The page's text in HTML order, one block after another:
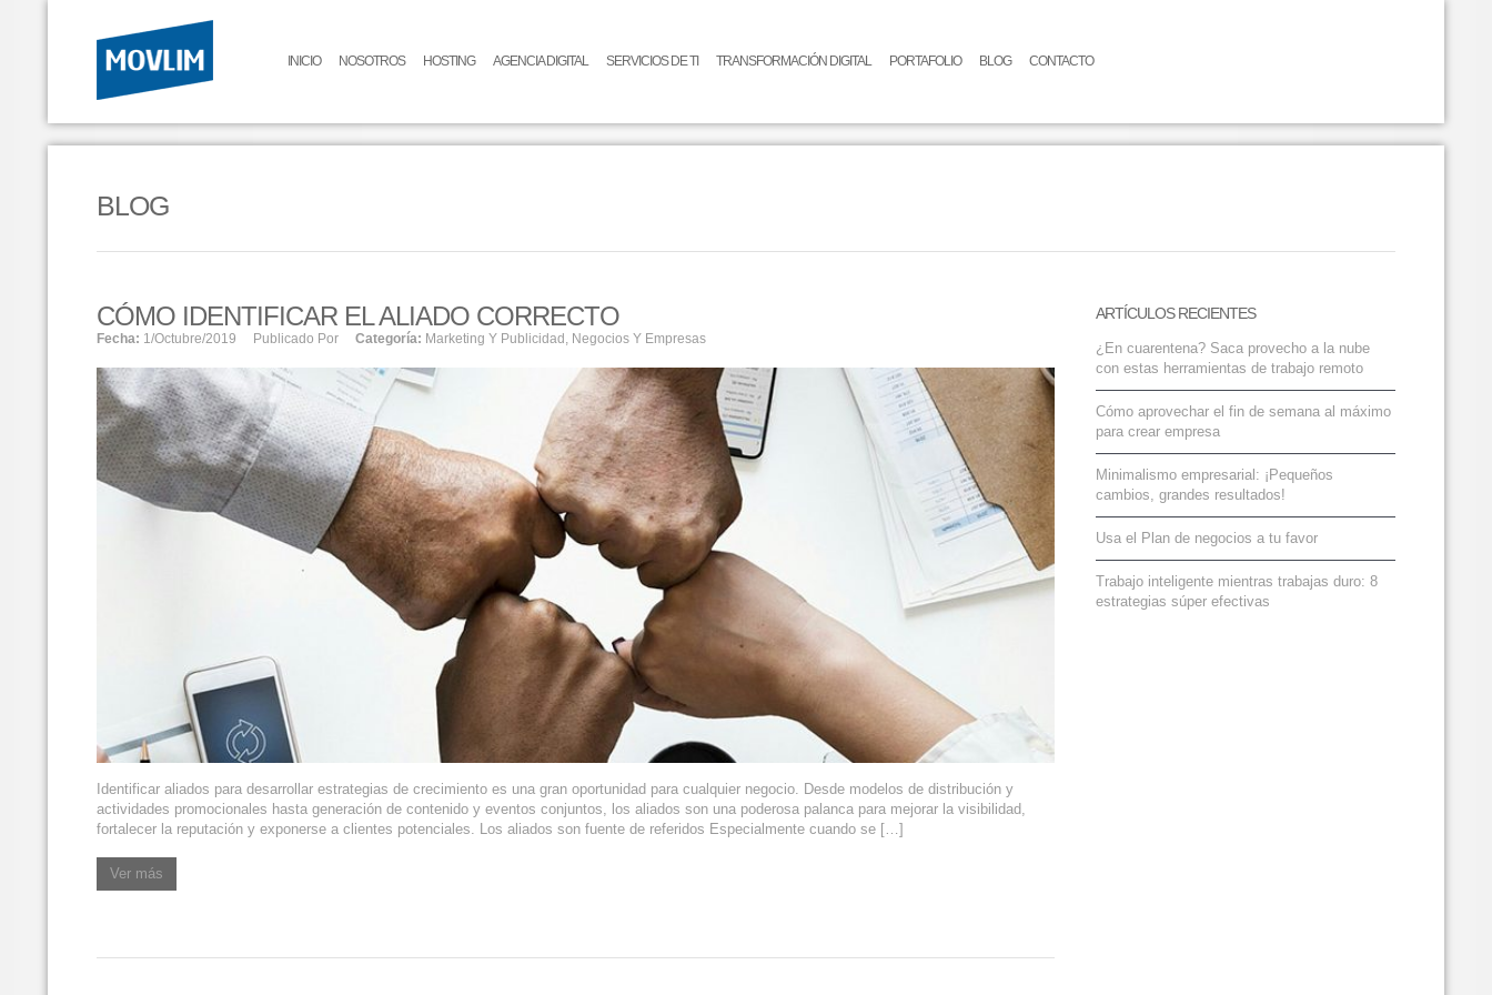
INICIO NOSOTROS HOSTING AGENCIA DIGITAL SERVICIOS DE TI TRANSFORMACIÓN DIGITAL PORTAFOLIO BLOG CONTACTO
BLOG
CÓMO IDENTIFICAR EL ALIADO CORRECTO
Fecha: 1/octubre/2019 Publicado Por Categoría: Marketing Y Publicidad , Negocios Y Empresas
Identificar aliados para desarrollar estrategias de crecimiento es una gran oportunidad para cualquier negocio. Desde modelos de distribución y
actividades promocionales hasta generación de contenido y eventos conjuntos, los aliados son una poderosa palanca para mejorar la visibilidad,
fortalecer la reputación y exponerse a clientes potenciales. Los aliados son fuente de referidos Especialmente cuando se […]
Ver más
ARTÍCULOS RECIENTES
¿En cuarentena? Saca provecho a la nube
con estas herramientas de trabajo remoto
Cómo aprovechar el fin de semana al máximo
para crear empresa
Minimalismo empresarial: ¡Pequeños
cambios, grandes resultados!
Usa el Plan de negocios a tu favor
Trabajo inteligente mientras trabajas duro: 8
estrategias súper efectivas